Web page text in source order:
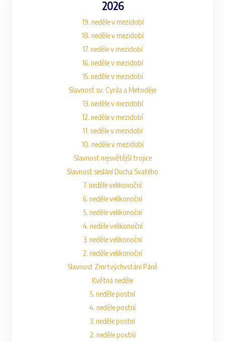
2026
19. neděle v mezidobí
18. neděle v mezidobí
17. neděle v mezidobí
16. neděle v mezidobí
15. neděle v mezidobí
Slavnost sv. Cyrila a Metoděje
13. neděle v mezidobí
12. neděle v mezidobí
11. neděle v mezidobí
10. neděle v mezidobí
Slavnost nejsvětější trojice
Slavnost seslání Ducha Svatého
7. neděle velikonoční
6. neděle velikonoční
5. neděle velikonoční
4. neděle velikonoční
3. neděle velikonoční
2. neděle velikonoční
Slavnost Zmrtvýchvstání Páně
Květná neděle
5. neděle postní
4. neděle postní
3. neděle postní
2. neděle postní